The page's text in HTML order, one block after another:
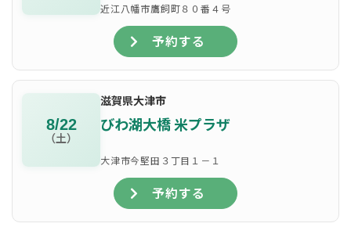
近江八幡市鷹飼町８０番４号
予約する
8/22
（土）
滋賀県大津市
びわ湖大橋 米プラザ
大津市今堅田３丁目１－１
予約する